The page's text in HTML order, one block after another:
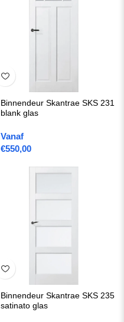
Binnendeur Skantrae SKS 231
blank glas
Vanaf
€550,00
Binnendeur Skantrae SKS 235
satinato glas